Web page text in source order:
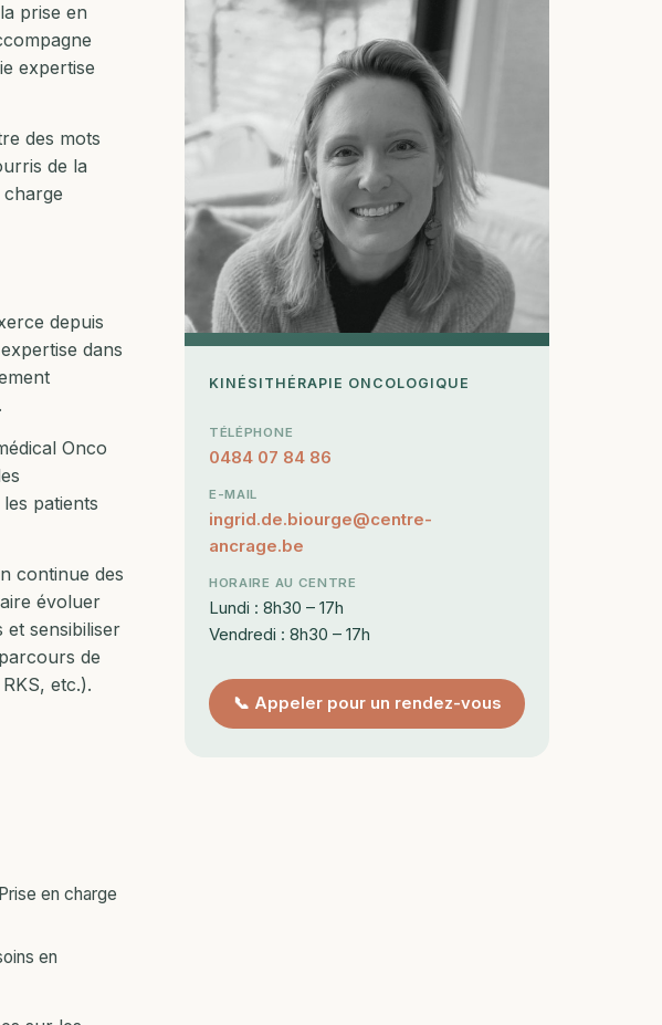
prise en
expertise
des mots
de la
depuis
dans
Onco
patients
continue des
évoluer
sensibiliser
de
etc.).
en charge
en
KINÉSITHÉRAPIE ONCOLOGIQUE
TÉLÉPHONE
0484 07 84 86
E-MAIL
ingrid.de.biourge@centre-
ancrage.be
HORAIRE AU CENTRE
Lundi : 8h30 – 17h
Vendredi : 8h30 – 17h
📞 Appeler pour un rendez-vous